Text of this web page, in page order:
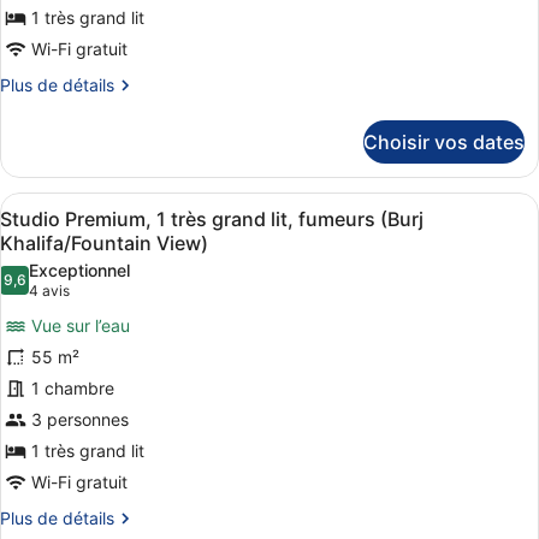
Studio
Premium,
1
lit,
non-
fumeurs
(Burj
Khalifa/Fountain
View)
1 très grand lit
Wi-Fi gratuit
Plus de détails
Plus
le
type
de
chambre
Studio
Premium,
1
très
grand
lit,
non-
fumeurs
(Burj
Khalifa/Fountain
View)
Choisir vos dates
Afficher
toutes
les
photos
pour
ce
type
de
chambre :
Studio
Premium,
1
Une chambre d’hôtel avec un lit,
10
Studio Premium, 1 très grand lit, fumeurs (Burj
Khalifa/Fountain View)
9,69,6 sur 10
Exceptionnel
4 avis
(4 avis)
Vue sur l’eau
55 m²
1 chambre
3 personnes
1 très grand lit
Wi-Fi gratuit
Plus de détails
Plus